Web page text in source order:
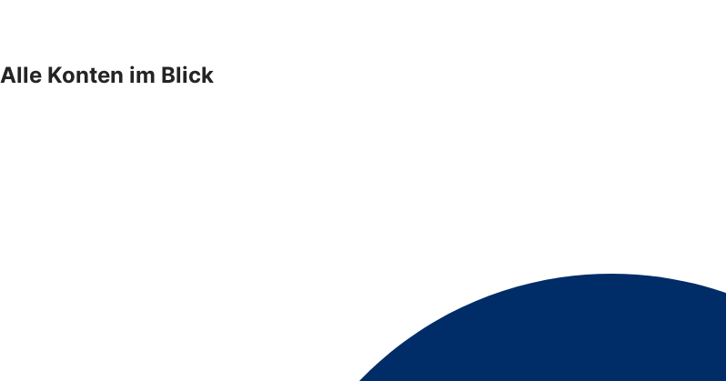
Alle Konten im Blick